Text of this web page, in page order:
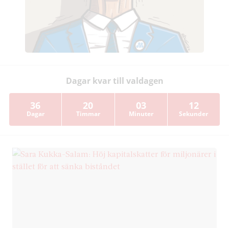
Dagar kvar till valdagen
36
Dagar
20
Timmar
03
Minuter
11
Sekunder